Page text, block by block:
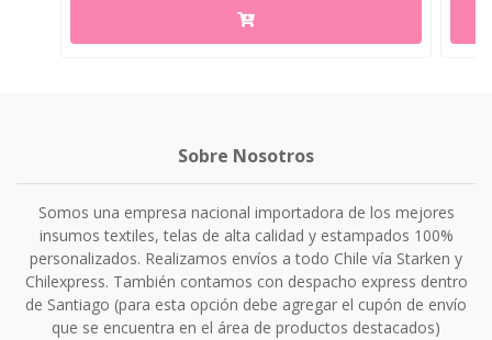
Sobre Nosotros
Somos una empresa nacional importadora de los mejores
insumos textiles, telas de alta calidad y estampados 100%
personalizados. Realizamos envíos a todo Chile vía Starken y
Chilexpress. También contamos con despacho express dentro
de Santiago (para esta opción debe agregar el cupón de envío
que se encuentra en el área de productos destacados)